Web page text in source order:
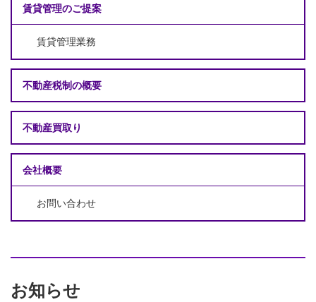
賃貸管理のご提案
賃貸管理業務
不動産税制の概要
不動産買取り
会社概要
お問い合わせ
お知らせ